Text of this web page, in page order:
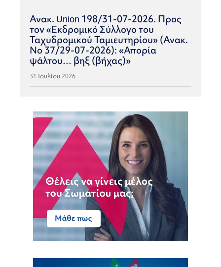
Ανακ. Union 198/31-07-2026. Προς
τον «Εκδρομικό Σύλλογο του
Ταχυδρομικού Ταμιευτηρίου» (Ανακ.
Νο 37/29-07-2026): «Απορία
ψάλτου… βηξ (βήχας)»
31 Ιουλίου 2026